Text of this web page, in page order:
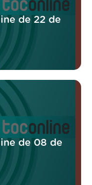
de 22 de
de 08 de